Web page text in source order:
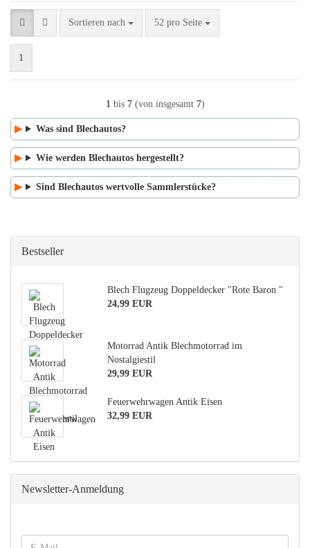
Sortieren nach
Sortieren nach 52 pro Seite
pro Seite
1
1bis 7(von insgesamt 7)
Was sind Blechautos?
Wie werden Blechautos hergestellt?
Sind Blechautos wertvolle Sammlerstücke?
Bestseller
Blech Flugzeug Doppeldecker "Rote Baron "
24,99 EUR
Motorrad Antik Blechmotorrad im
Nostalgiestil
29,99 EUR
Feuerwehrwagen Antik Eisen
32,99 EUR
Newsletter-Anmeldung